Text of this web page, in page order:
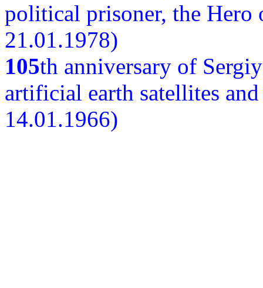
political prisoner, the
21.01.1978)
105th anniversary of
artificial earth satellites
14.01.1966)